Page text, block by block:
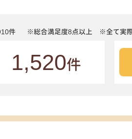
件 ※総合満足度8点以上 ※全て実
1,520件